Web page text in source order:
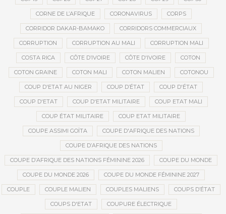
CORNE DE L’AFRIQUE CORONAVIRUS CORPS
CORRIDOR DAKAR-BAMAKO CORRIDORS COMMERCIAUX
CORRUPTION CORRUPTION AU MALI CORRUPTION MALI
COSTA RICA CÔTE D’IVOIRE CÔTE D'IVOIRE COTON
COTON GRAINE COTON MALI COTON MALIEN COTONOU
COUP D'ETAT AU NIGER COUP D’ÉTAT COUP D'ÉTAT
COUP D'ETAT COUP D'ETAT MILITAIRE COUP ETAT MALI
COUP ÉTAT MILITAIRE COUP ETAT MILITAIRE
COUPE ASSIMI GOÏTA COUPE D'AFRIQUE DES NATIONS
COUPE D’AFRIQUE DES NATIONS
COUPE D’AFRIQUE DES NATIONS FÉMININE 2026 COUPE DU MONDE
COUPE DU MONDE 2026 COUPE DU MONDE FÉMININE 2027
COUPLE COUPLE MALIEN COUPLES MALIENS COUPS D’ÉTAT
COUPS D'ETAT COUPURE ÉLECTRIQUE